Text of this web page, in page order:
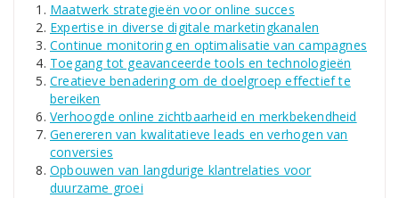
Maatwerk strategieën voor online succes
Expertise in diverse digitale marketingkanalen
Continue monitoring en optimalisatie van campagnes
Toegang tot geavanceerde tools en technologieën
Creatieve benadering om de doelgroep effectief te
bereiken
Verhoogde online zichtbaarheid en merkbekendheid
Genereren van kwalitatieve leads en verhogen van
conversies
Opbouwen van langdurige klantrelaties voor
duurzame groei